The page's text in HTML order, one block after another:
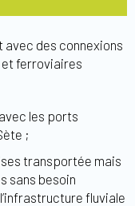
avec des connexions
ferroviaires
les ports
;
transportée mais
sans besoin
fluviale